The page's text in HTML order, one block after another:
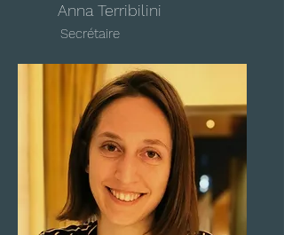
Anna Terribilini
Secrétaire